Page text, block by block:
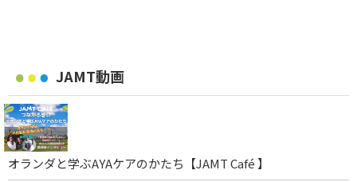
JAMT動画
オランダと学ぶAYAケアのかたち【JAMT Café 】